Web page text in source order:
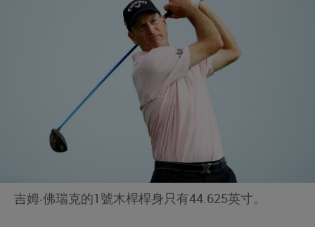
吉姆‧佛瑞克的1號木桿桿身只有44.625英寸。